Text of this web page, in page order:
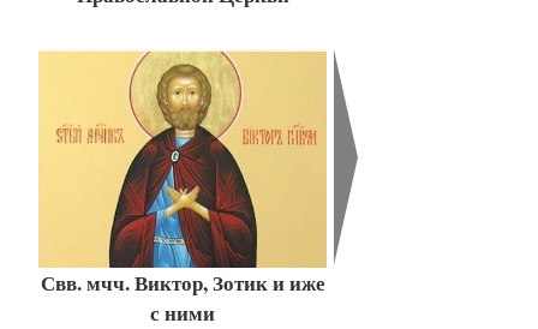
Свв. мчч. Виктор, Зотик и иже
с ними